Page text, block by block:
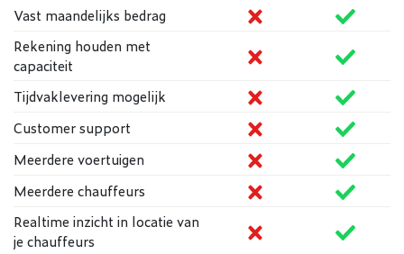
Vast maandelijks bedrag
Niet ondersteund
Rekening houden met
capaciteit
Niet ondersteund
Tijdvaklevering mogelijk Niet ondersteund
Customer support
Niet ondersteund
Meerdere voertuigen
Niet ondersteund
Meerdere chauffeurs
Niet ondersteund
Realtime inzicht in locatie van
je chauffeurs
Niet ondersteund